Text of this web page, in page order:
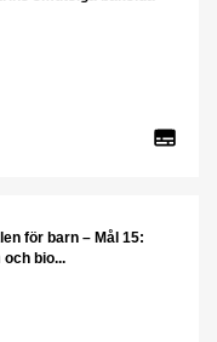
för barn – Mål 15:
bio...